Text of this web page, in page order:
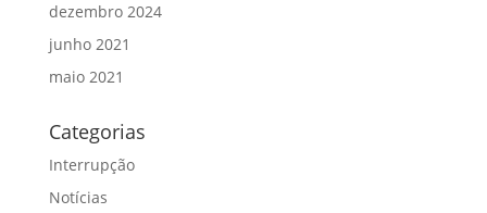
dezembro 2024
junho 2021
maio 2021
Categorias
Interrupção
Notícias